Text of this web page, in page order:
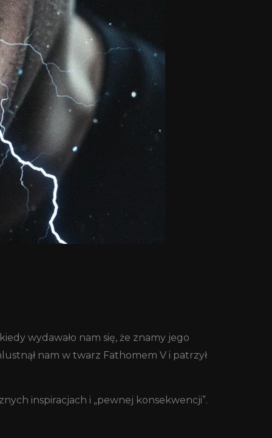
wydawało nam się, że znamy jego
nam w twarz Fathomem V i patrzył
inspiracjach i „pewnej konsekwencji”.